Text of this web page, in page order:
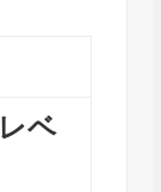
ベ